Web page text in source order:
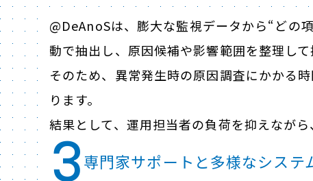
@DeAnoSは、膨大な監視データから“どの
動で抽出し、原因候補や影響範囲を整理して
そのため、異常発生時の原因調査にかかる
ります。
結果として、運用担当者の負荷を抑えなが
3専門家サポートと多様なシステ